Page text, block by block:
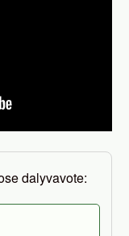
dalyvavote: